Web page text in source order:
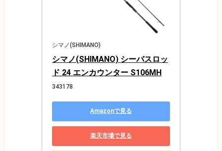
シマノ(SHIMANO)
シマノ(SHIMANO) シーバスロッ
ド 24 エンカウンター S106MH
343178
Amazonで見る
楽天市場で見る